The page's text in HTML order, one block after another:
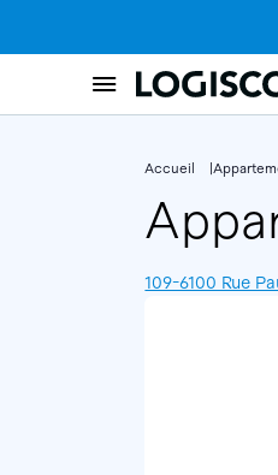
Accueil
109-6100 Rue